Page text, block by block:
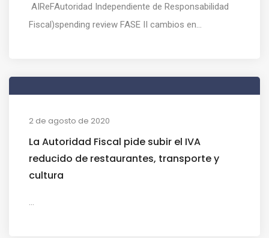
AIReFAutoridad Independiente de Responsabilidad
Fiscal)spending review FASE II cambios en...
2 de agosto de 2020
La Autoridad Fiscal pide subir el IVA
reducido de restaurantes, transporte y
cultura
...